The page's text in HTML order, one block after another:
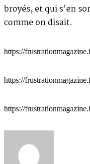
broyés, et qui s’en
comme on disait.
https://
https://
https://